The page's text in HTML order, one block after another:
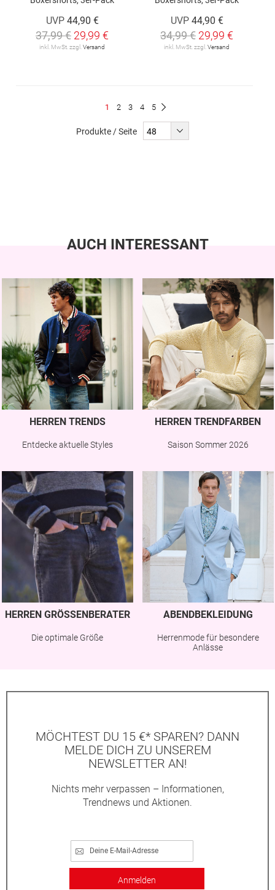
UVP 44,90 €
37,99 € 29,99 €
inkl. MwSt. zzgl. Versand
UVP 44,90 €
34,99 € 29,99 €
inkl. MwSt. zzgl. Versand
Du
1 Seite
2 Seite
3 Seite
4 Seite
5
Produkte / Seite
AUCH INTERESSANT
HERREN TRENDS
Entdecke aktuelle Styles
HERREN TRENDFARBEN
Saison Sommer 2026
HERREN GRÖSSENBERATER
Die optimale Größe
ABENDBEKLEIDUNG
Herrenmode für besondere
Anlässe
MÖCHTEST DU 15 €* SPAREN? DANN
MELDE DICH ZU UNSEREM
NEWSLETTER AN!
Nichts mehr verpassen – Informationen,
Trendnews und Aktionen.
Anmelden